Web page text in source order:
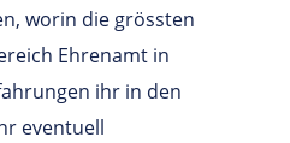
worin die grössten
Ehrenamt in
ihr in den
eventuell